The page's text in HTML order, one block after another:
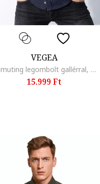
VEGEA
Pamuting legombolt gallérral, Fehér/Tengerészkék
15.999 Ft